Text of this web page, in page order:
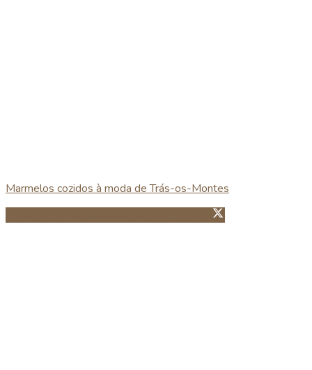
Marmelos cozidos à moda de Trás-os-Montes
Guardar no Pinterest